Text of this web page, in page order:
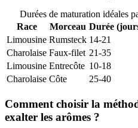
Durées de maturation idéales
Race
Morceau Durée
Limousine Rumsteck 14-21
Charolaise Faux-filet 21-35
Limousine Entrecôte 10-18
Charolaise Côte 25-40
Comment choisir la
exalter les arômes ?